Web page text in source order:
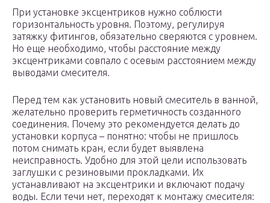
При установке эксцентриков нужно соблюсти
горизонтальность уровня. Поэтому, регулируя
затяжку фитингов, обязательно сверяются с уровнем.
Но еще необходимо, чтобы расстояние между
эксцентриками совпало с осевым расстоянием между
выводами смесителя.
Перед тем как установить новый смеситель в ванной,
желательно проверить герметичность созданного
соединения. Почему это рекомендуется делать до
установки корпуса – понятно: чтобы не пришлось
потом снимать кран, если будет выявлена
неисправность. Удобно для этой цели использовать
заглушки с резиновыми прокладками. Их
устанавливают на эксцентрики и включают подачу
воды. Если течи нет, переходят к монтажу смесителя: